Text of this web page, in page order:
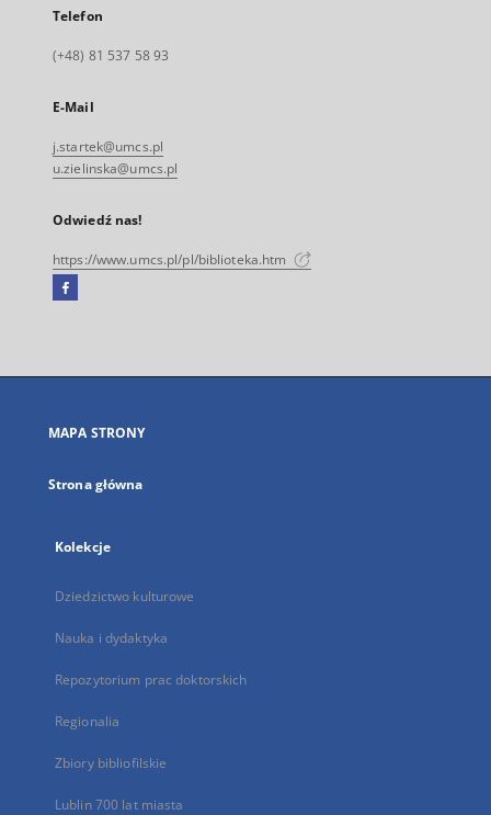
Telefon
(+48) 81 537 58 93
E-Mail
j.startek@umcs.pl
u.zielinska@umcs.pl
Odwiedź nas!
https://www.umcs.pl/pl/biblioteka.htm
Facebook
się
karcie
MAPA STRONY
Strona główna
Kolekcje
Dziedzictwo kulturowe
Nauka i dydaktyka
Repozytorium prac doktorskich
Regionalia
Zbiory bibliofilskie
Lublin 700 lat miasta